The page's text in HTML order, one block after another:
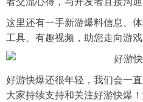
这里还有一手新游爆料信息、
工具、有趣视频，助您走向游戏
好游快爆还很年轻，我们会一
大家持续支持和关注好游快爆！